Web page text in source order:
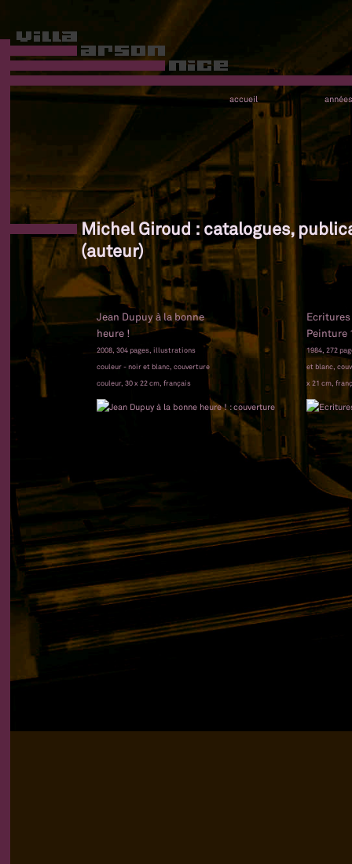
accueil années
Michel Giroud : catalogues,
(auteur)
Jean Dupuy à la bonne
heure !
2008, 304 pages, illustrations
couleur - noir et blanc, couverture
couleur, 30 x 22 cm, français
Ecritures
Peinture
1984, 272
et blanc,
x 21 cm,